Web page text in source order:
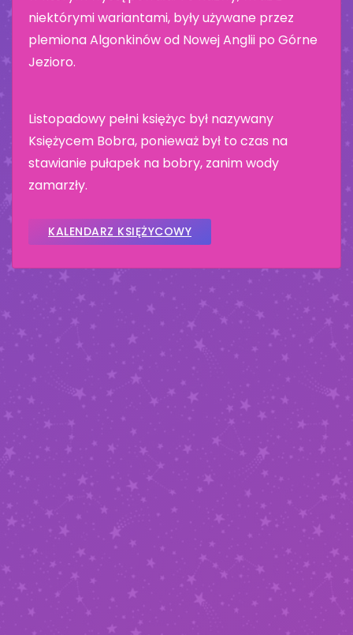
niektórymi wariantami, były używane przez
plemiona Algonkinów od Nowej Anglii po Górne
Jezioro.
Listopadowy pełni księżyc był nazywany
Księżycem Bobra, ponieważ był to czas na
stawianie pułapek na bobry, zanim wody
zamarzły.
KALENDARZ KSIĘŻYCOWY